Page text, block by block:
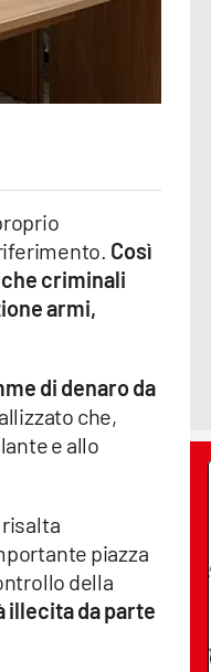
Così
criminali
armi,
di denaro da
che,
e allo
piazza
della
illecita da parte